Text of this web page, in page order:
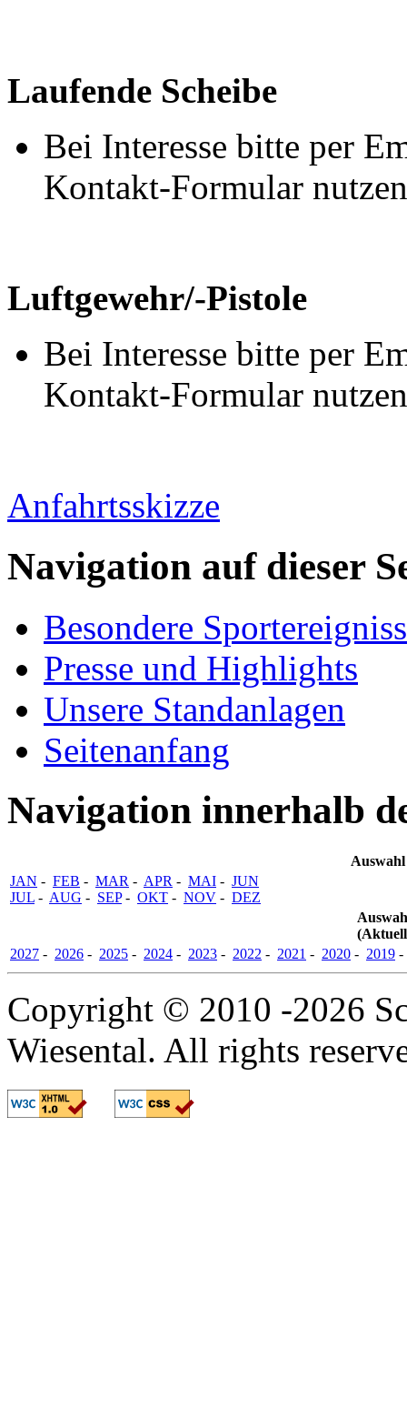
Laufende Scheibe
Bei Interesse bitte per
Kontakt-Formular
Luftgewehr/-Pistole
Bei Interesse bitte per
Kontakt-Formular
Anfahrtsskizze
Navigation auf dieser
Besondere
Presse und Highlights
Unsere Standanlagen
Seitenanfang
Navigation innerhalb
JAN - FEB - MAR - APR - MAI - JUN
JUL - AUG - SEP- OKT - NOV - DEZ
2027 - 2026 - 2025 - 2024 - 2023 - 2022 - 2021 - 2020 - 2019
Copyright © 2010 -2026
Wiesental. All rights